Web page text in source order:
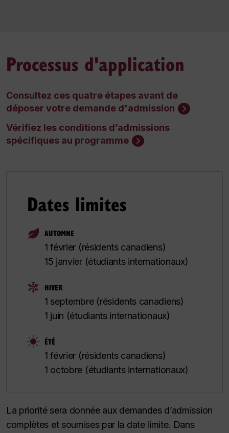
Processus d'application
Consultez ces quatre étapes avant de
déposer votre demande d'admission
Vérifiez les conditions d’admissions
spécifiques au programme
Dates limites
AUTOMNE
1 février (résidents canadiens)
15 janvier (étudiants internationaux)
HIVER
1 septembre (résidents canadiens)
1 juin (étudiants internationaux)
ÉTÉ
1 février (résidents canadiens)
1 octobre (étudiants internationaux)
La priorité sera donnée aux demandes d’admission
complètes et soumises par la date limite. Dans